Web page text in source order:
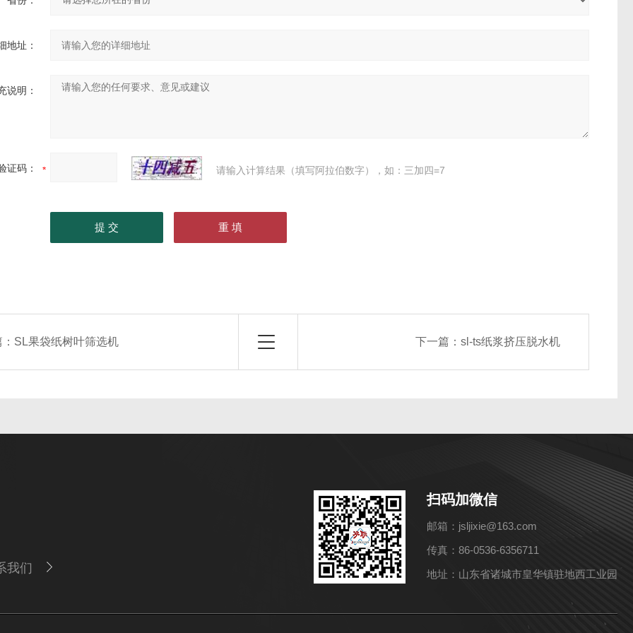
地址：
说明：
证码： 请输入计算结果（填写阿拉伯数字），如：三加四=7
SL果袋纸树叶筛选机 下一篇： sl-ts纸浆挤压脱水机
我们
扫码加微信
邮箱：jsljixie@163.com
传真：86-0536-6356711
地址：山东省诸城市皇华镇驻地西工业园